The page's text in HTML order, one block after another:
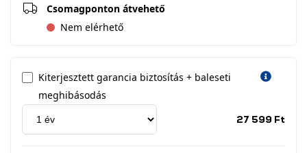
Csomagponton átvehető
Nem elérhető
Kiterjesztett garancia biztosítás + baleseti
meghibásodás
27 599 Ft